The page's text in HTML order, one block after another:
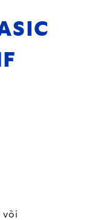
või